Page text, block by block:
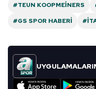
#TEUN KOOPMEINERS
#GS SPOR HABERI